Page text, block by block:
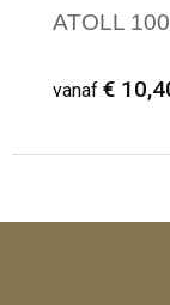
ATOLL
vanaf €